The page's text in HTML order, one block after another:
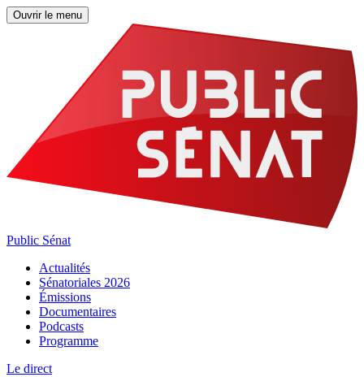
Ouvrir le menu
Public Sénat
Actualités
Sénatoriales 2026
Émissions
Documentaires
Podcasts
Programme
Le direct